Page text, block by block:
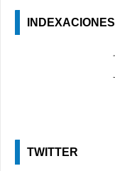
INDEXACIONES
TWITTER